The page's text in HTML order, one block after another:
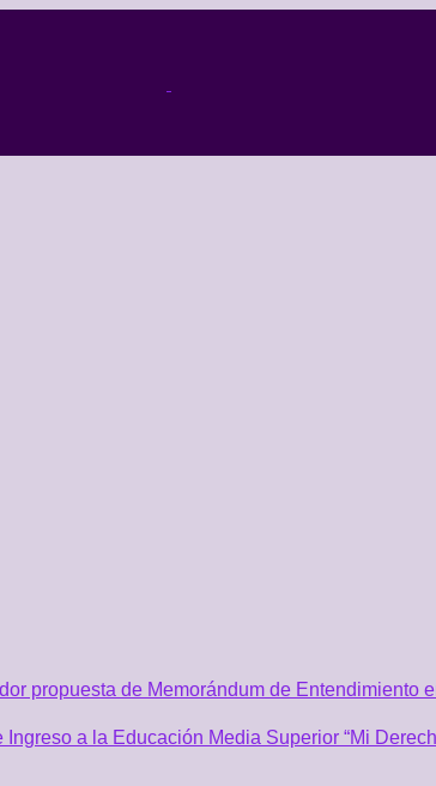
propuesta de Memorándum de Entendimiento
a la Educación Media Superior “Mi